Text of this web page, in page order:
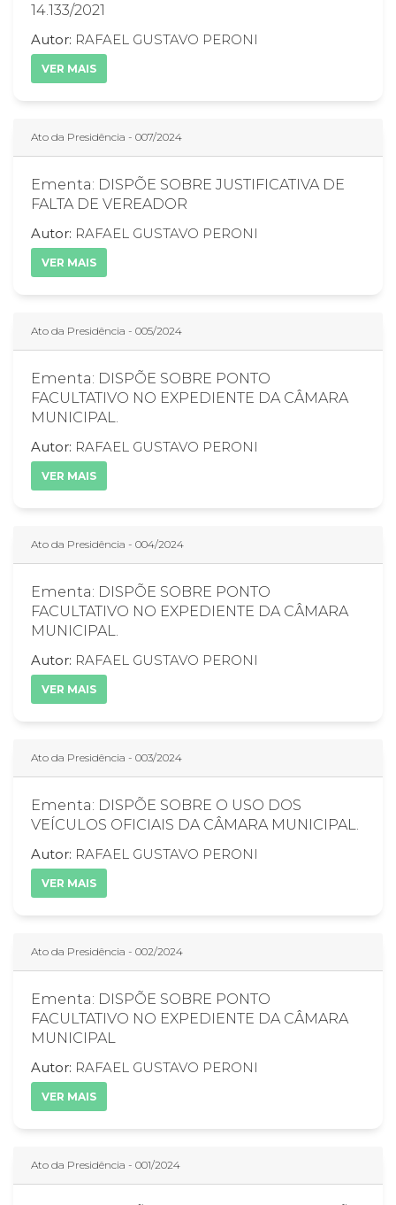
14.133/2021
Autor: RAFAEL GUSTAVO PERONI
VER MAIS
Ato da Presidência - 007/2024
Ementa: DISPÕE SOBRE JUSTIFICATIVA DE
FALTA DE VEREADOR
Autor: RAFAEL GUSTAVO PERONI
VER MAIS
Ato da Presidência - 005/2024
Ementa: DISPÕE SOBRE PONTO
FACULTATIVO NO EXPEDIENTE DA CÂMARA
MUNICIPAL.
Autor: RAFAEL GUSTAVO PERONI
VER MAIS
Ato da Presidência - 004/2024
Ementa: DISPÕE SOBRE PONTO
FACULTATIVO NO EXPEDIENTE DA CÂMARA
MUNICIPAL.
Autor: RAFAEL GUSTAVO PERONI
VER MAIS
Ato da Presidência - 003/2024
Ementa: DISPÕE SOBRE O USO DOS
VEÍCULOS OFICIAIS DA CÂMARA MUNICIPAL.
Autor: RAFAEL GUSTAVO PERONI
VER MAIS
Ato da Presidência - 002/2024
Ementa: DISPÕE SOBRE PONTO
FACULTATIVO NO EXPEDIENTE DA CÂMARA
MUNICIPAL
Autor: RAFAEL GUSTAVO PERONI
VER MAIS
Ato da Presidência - 001/2024